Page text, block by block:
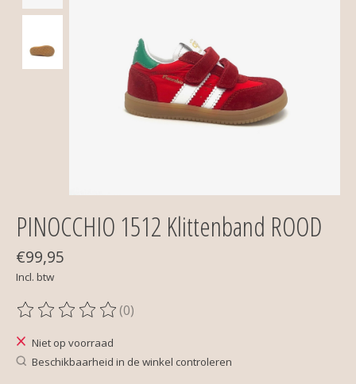
PINOCCHIO 1512 Klittenband ROOD
€99,95
Incl. btw
De beoordeling van dit product is
(0)
Niet op voorraad
Beschikbaarheid in de winkel controleren